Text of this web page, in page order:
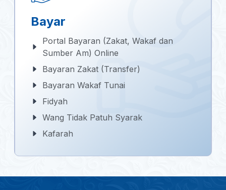
Bayar
Portal Bayaran (Zakat, Wakaf dan
Sumber Am) Online
Bayaran Zakat (Transfer)
Bayaran Wakaf Tunai
Fidyah
Wang Tidak Patuh Syarak
Kafarah